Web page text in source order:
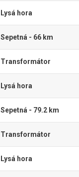
Lysá hora
Sepetná - 66 km
Transformátor
Lysá hora
Sepetná - 79.2 km
Transformátor
Lysá hora